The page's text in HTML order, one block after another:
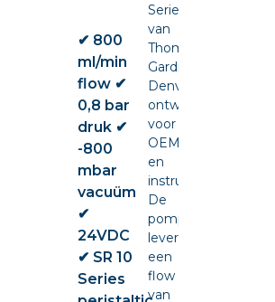
✔ 800
ml/min
flow ✔
0,8 bar
druk ✔
-800
mbar
vacuüm
✔
24VDC
✔ SR 10
Series
Series
van
Thomas
Gardner
Denver,
ontwikkeld
voor
OEM-
en
instrumentintegratie.
De
pomp
levert
een
flow
van